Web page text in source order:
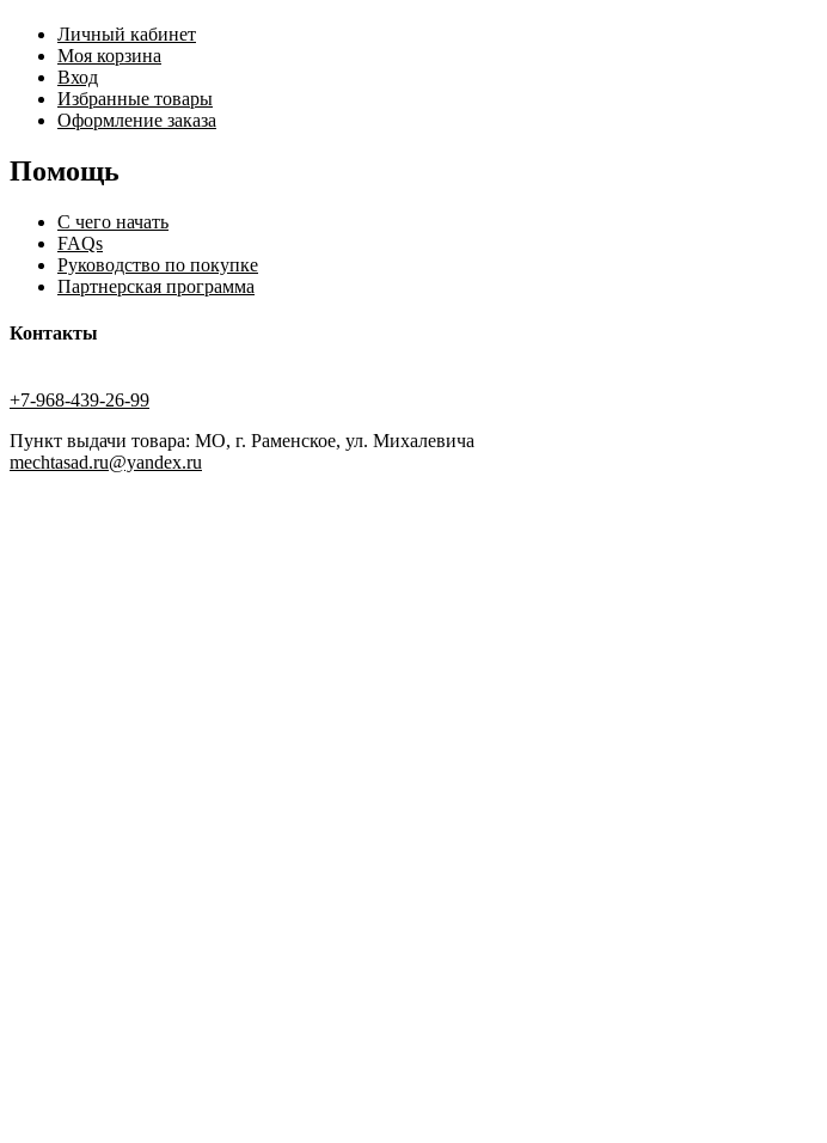
Личный кабинет
Моя корзина
Вход
Избранные товары
Оформление заказа
Помощь
С чего начать
FAQs
Руководство по покупке
Партнерская программа
Контакты
+7-968-439-26-99
Пункт выдачи товара: МО, г. Раменское, ул. Михалевича
mechtasad.ru@yandex.ru